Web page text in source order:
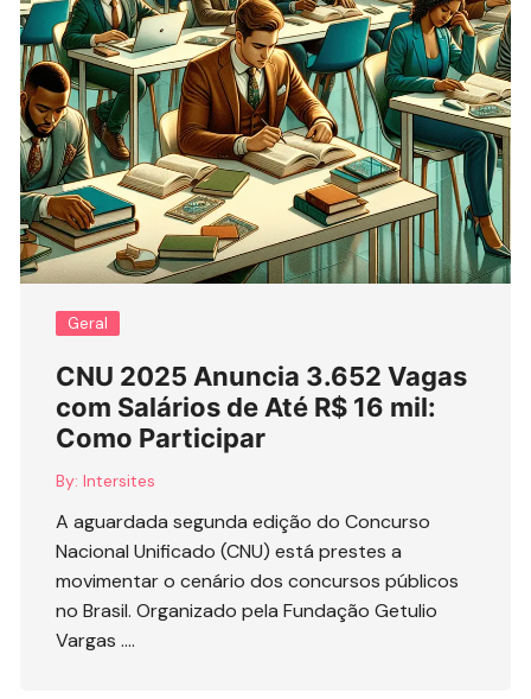
Geral
CNU 2025 Anuncia 3.652 Vagas
com Salários de Até R$ 16 mil:
Como Participar
By: Intersites
A aguardada segunda edição do Concurso
Nacional Unificado (CNU) está prestes a
movimentar o cenário dos concursos públicos
no Brasil. Organizado pela Fundação Getulio
Vargas ….